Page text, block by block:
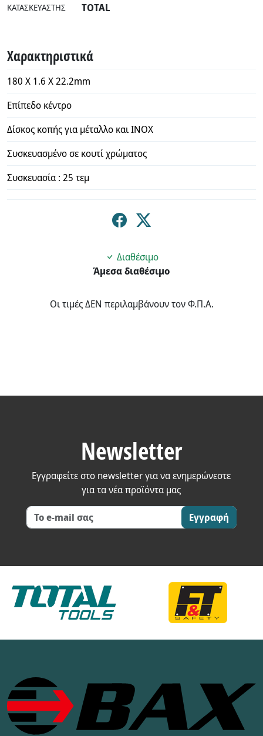
ΚΑΤΑΣΚΕΥΑΣΤΉΣ TOTAL
Χαρακτηριστικά
180 X 1.6 X 22.2mm
Επίπεδο κέντρο
Δίσκος κοπής για μέταλλο και INOX
Συσκευασμένο σε κουτί χρώματος
Συσκευασία : 25 τεμ
Διαθέσιμο
Άμεσα διαθέσιμο
Οι τιμές ΔΕΝ περιλαμβάνουν τον Φ.Π.Α.
Newsletter
Εγγραφείτε στο newsletter για να ενημερώνεστε
για τα νέα προϊόντα μας
Εγγραφή